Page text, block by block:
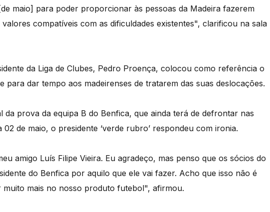
maio] para poder proporcionar às pessoas da Madeira fazerem
compatíveis com as dificuldades existentes", clarificou na sala
da Liga de Clubes, Pedro Proença, colocou como referência o
para dar tempo aos madeirenses de tratarem das suas deslocações.
da prova da equipa B do Benfica, que ainda terá de defrontar nas
de maio, o presidente ‘verde rubro’ respondeu com ironia.
amigo Luís Filipe Vieira. Eu agradeço, mas penso que os sócios do
do Benfica por aquilo que ele vai fazer. Acho que isso não é
muito mais no nosso produto futebol", afirmou.